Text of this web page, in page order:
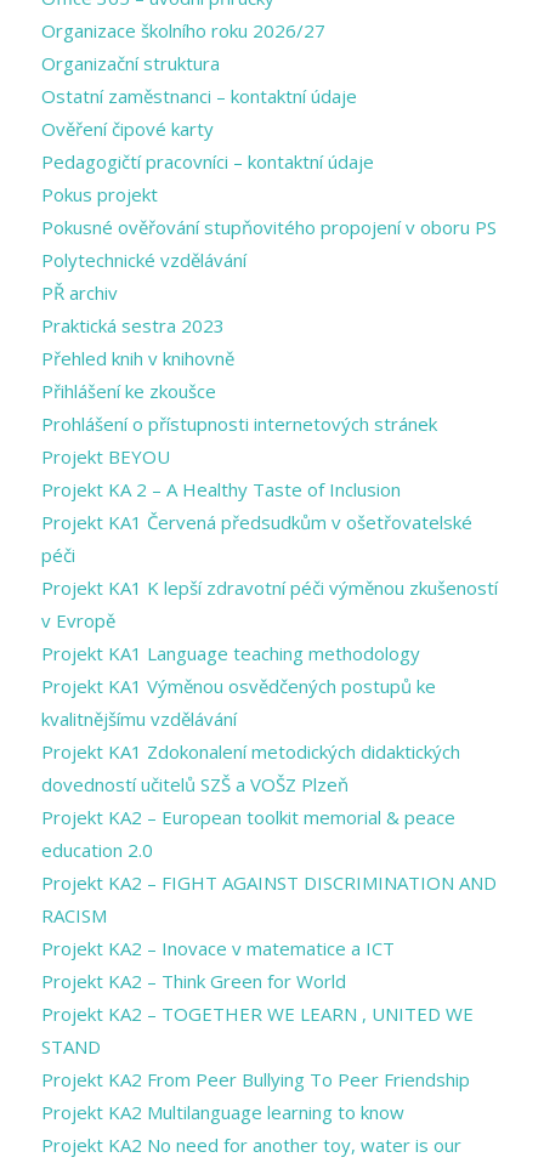
Organizace školního roku 2026/27
Organizační struktura
Ostatní zaměstnanci – kontaktní údaje
Ověření čipové karty
Pedagogičtí pracovníci – kontaktní údaje
Pokus projekt
Pokusné ověřování stupňovitého propojení v oboru PS
Polytechnické vzdělávání
PŘ archiv
Praktická sestra 2023
Přehled knih v knihovně
Přihlášení ke zkoušce
Prohlášení o přístupnosti internetových stránek
Projekt BEYOU
Projekt KA 2 – A Healthy Taste of Inclusion
Projekt KA1 Červená předsudkům v ošetřovatelské
péči
Projekt KA1 K lepší zdravotní péči výměnou zkušeností
v Evropě
Projekt KA1 Language teaching methodology
Projekt KA1 Výměnou osvědčených postupů ke
kvalitnějšímu vzdělávání
Projekt KA1 Zdokonalení metodických didaktických
dovedností učitelů SZŠ a VOŠZ Plzeň
Projekt KA2 – European toolkit memorial & peace
education 2.0
Projekt KA2 – FIGHT AGAINST DISCRIMINATION AND
RACISM
Projekt KA2 – Inovace v matematice a ICT
Projekt KA2 – Think Green for World
Projekt KA2 – TOGETHER WE LEARN , UNITED WE
STAND
Projekt KA2 From Peer Bullying To Peer Friendship
Projekt KA2 Multilanguage learning to know
Projekt KA2 No need for another toy, water is our